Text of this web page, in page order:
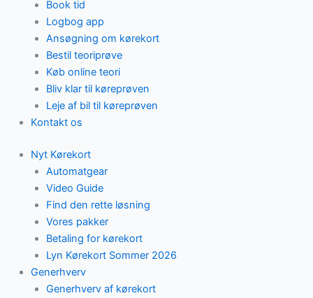
Book tid
Logbog app
Ansøgning om kørekort
Bestil teoriprøve
Køb online teori
Bliv klar til køreprøven
Leje af bil til køreprøven
Kontakt os
Nyt Kørekort
Automatgear
Video Guide
Find den rette løsning
Vores pakker
Betaling for kørekort
Lyn Kørekort Sommer 2026
Generhverv
Generhverv af kørekort